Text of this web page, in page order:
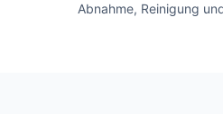
Abnahme, Reinigung